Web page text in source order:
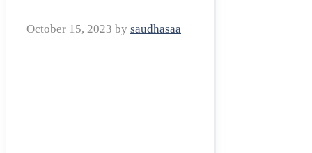
October 15, 2023 by saudhasaa